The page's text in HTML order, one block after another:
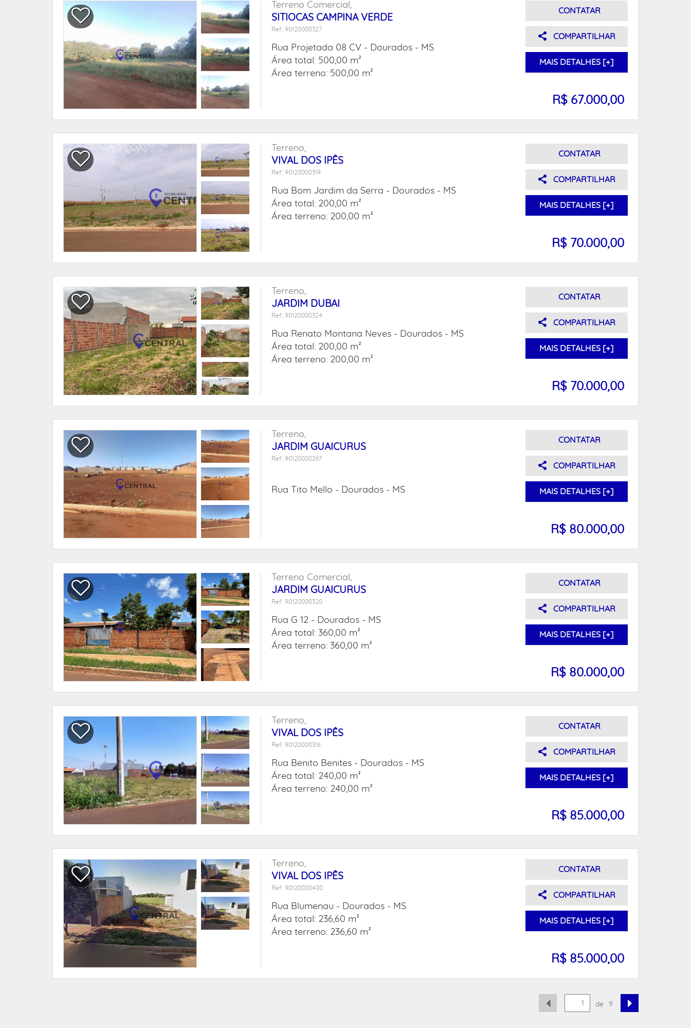
Terreno Comercial,
SITIOCAS CAMPINA VERDE
Ref.: 90120000327
Rua Projetada 08 CV -
Dourados - MS
Área total: 500,00 m²
Área terreno: 500,00 m²
CONTATAR
COMPARTILHAR
MAIS DETALHES [+]
R$ 67.000,00
Terreno,
VIVAL DOS IPÊS
Ref.: 90120000319
Rua Bom Jardim da Serra -
Dourados - MS
Área total: 200,00 m²
Área terreno: 200,00 m²
CONTATAR
COMPARTILHAR
MAIS DETALHES [+]
R$ 70.000,00
Terreno,
JARDIM DUBAI
Ref.: 90120000324
Rua Renato Montana Neves -
Dourados - MS
Área total: 200,00 m²
Área terreno: 200,00 m²
CONTATAR
COMPARTILHAR
MAIS DETALHES [+]
R$ 70.000,00
Terreno,
JARDIM GUAICURUS
Ref.: 90120000267
Rua Tito Mello - Dourados - MS
CONTATAR
COMPARTILHAR
MAIS DETALHES [+]
R$ 80.000,00
Terreno Comercial,
JARDIM GUAICURUS
Ref.: 90120000320
Rua G 12 -
Dourados - MS
Área total: 360,00 m²
Área terreno: 360,00 m²
CONTATAR
COMPARTILHAR
MAIS DETALHES [+]
R$ 80.000,00
Terreno,
VIVAL DOS IPÊS
Ref.: 90120000316
Rua Benito Benites -
Dourados - MS
Área total: 240,00 m²
Área terreno: 240,00 m²
CONTATAR
COMPARTILHAR
MAIS DETALHES [+]
R$ 85.000,00
Terreno,
VIVAL DOS IPÊS
Ref.: 90120000400
Rua Blumenau -
Dourados - MS
Área total: 236,60 m²
Área terreno: 236,60 m²
CONTATAR
COMPARTILHAR
MAIS DETALHES [+]
R$ 85.000,00
de 9